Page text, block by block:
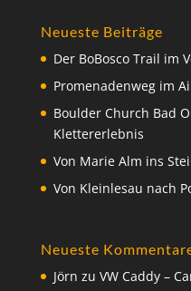
Neueste Beiträge
Der BoBosco Trail im
Promenadenweg im
Boulder Church Bad
Klettererlebnis
Von Marie Alm ins
Von Kleinlesau nach
Neueste
Jörn zu VW Caddy –